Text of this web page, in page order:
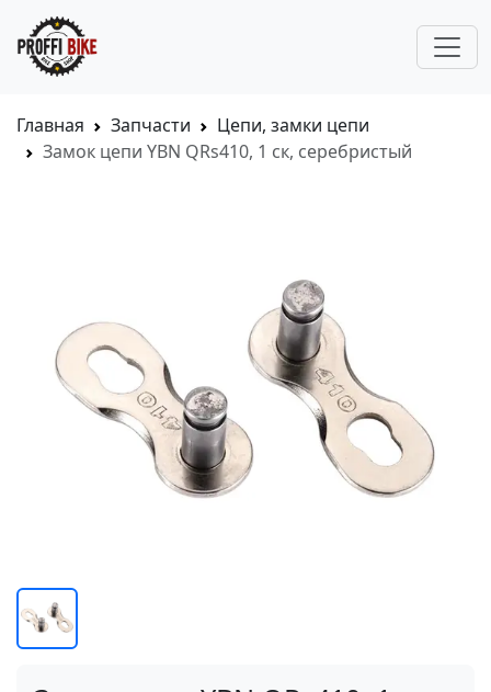
Главная Запчасти
Цепи, замки цепи
Замок цепи YBN QRs410, 1 ск, серебристый